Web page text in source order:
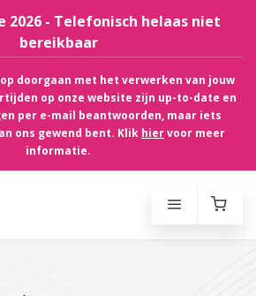
2026 - Telefonisch helaas niet
bereikbaar
doorgaan met het verwerken van jouw
op onze website zijn up-to-date en
per e-mail beantwoorden, maar iets
ons gewend bent. Klik hiervoor meer
informatie.